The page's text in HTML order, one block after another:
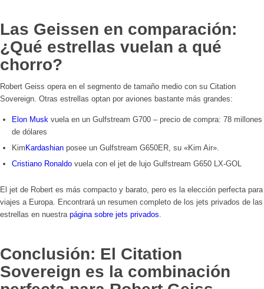
Las Geissen en comparación:
¿Qué estrellas vuelan a qué
chorro?
Robert Geiss opera en el segmento de tamaño medio con su Citation
Sovereign. Otras estrellas optan por aviones bastante más grandes:
Elon Musk vuela en un Gulfstream G700 – precio de compra: 78 millones
de dólares
Kim Kardashian posee un Gulfstream G650ER, su «Kim Air».
Cristiano Ronaldo vuela con el jet de lujo Gulfstream G650 LX-GOL
El jet de Robert es más compacto y barato, pero es la elección perfecta para
viajes a Europa. Encontrará un resumen completo de los jets privados de las
estrellas en nuestra página sobre jets privados.
Conclusión: El Citation
Sovereign es la combinación